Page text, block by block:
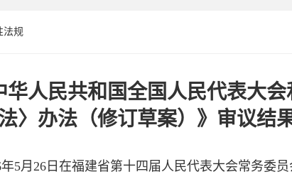
法规
华人民共和国全国人民代表大
〉办法（修订草案）》审议结
5月26日在福建省第十四届人民代表大会常务委员